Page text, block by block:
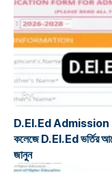
শিক্ষা
D.El.Ed Admission
কলেজে D.El.Ed ভর্তির
জানুন